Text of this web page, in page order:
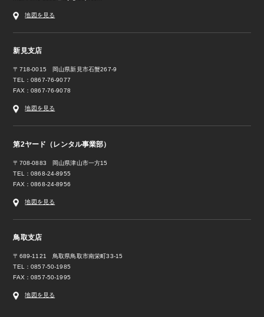
地図を見る
新見支店
〒718-0015 岡山県新見市石蟹267-9
TEL：0867-76-9077
FAX：0867-76-9078
地図を見る
第2ヤード（レンタル事業部）
〒708-0883 岡山県津山市一方15
TEL：0868-24-8955
FAX：0868-24-8956
地図を見る
鳥取支店
〒689-1121 鳥取県鳥取市南栄町33-15
TEL：0857-50-1985
FAX：0857-50-1995
地図を見る